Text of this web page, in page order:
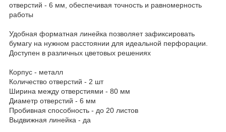
отверстий - 6 мм, обеспечивая точность и равномерность
работы
Удобная форматная линейка позволяет зафиксировать
бумагу на нужном расстоянии для идеальной перфорации.
Доступен в различных цветовых решениях
Корпус - металл
Количество отверстий - 2 шт
Ширина между отверстиями - 80 мм
Диаметр отверстий - 6 мм
Пробивная способность - до 20 листов
Выдвижная линейка - да